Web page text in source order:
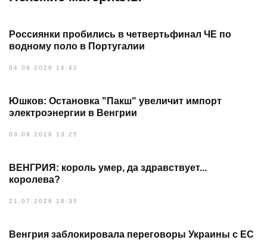
Россиянки пробились в четвертьфинал ЧЕ по
водному поло в Португалии
04.08.2026 14:42
Юшков: Остановка "Пакш" увеличит импорт
электроэнергии в Венгрии
03.08.2026 13:25
ВЕНГРИЯ: король умер, да здравствует...
королева?
21.07.2026 18:35
Венгрия заблокировала переговоры Украины с ЕС